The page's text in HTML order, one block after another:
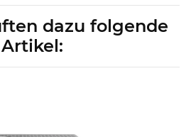
dazu folgende
Artikel: